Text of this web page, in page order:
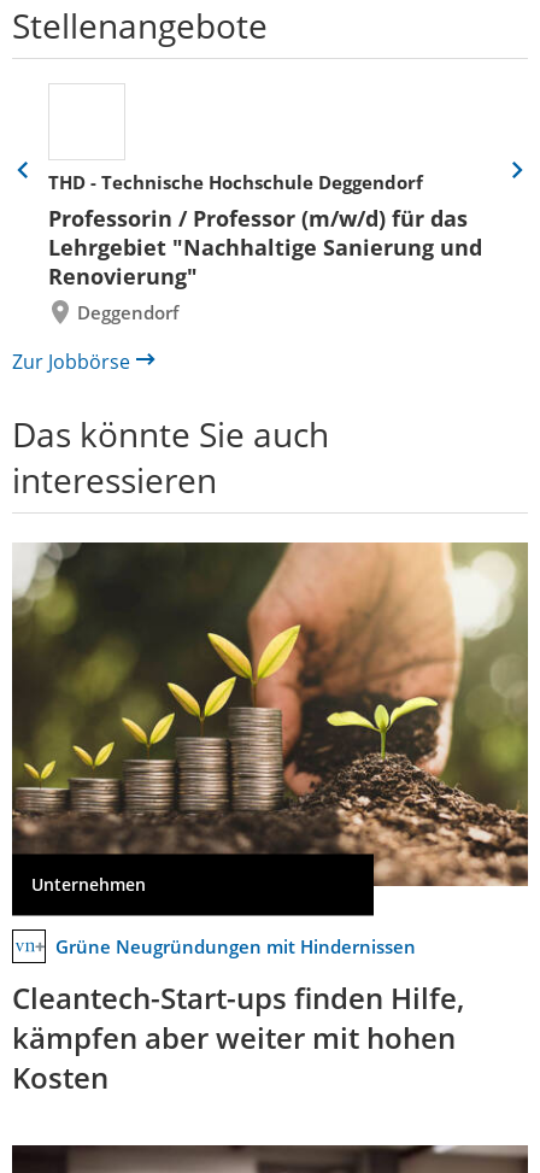
Stellenangebote
THD - Technische Hochschule Deggendorf
Professorin / Professor (m/w/d) für das
Lehrgebiet "Nachhaltige Sanierung und
Renovierung"
Deggendorf
Eine
zurück
Eine
Zur Jobbörse
Das könnte Sie auch
interessieren
Unternehmen
Grüne Neugründungen mit Hindernissen
Cleantech-Start-ups finden Hilfe,
kämpfen aber weiter mit hohen
Kosten